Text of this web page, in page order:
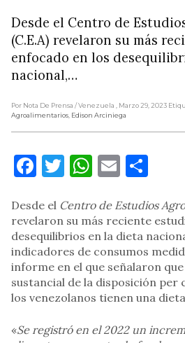
Desde el Centro de
(C.E.A) revelaron su más
enfocado en los
nacional,…
Por Nota De Prensa / Venezuela , Marzo 29, 2023
Agroalimentarios, Edison Arciniega
Facebook
TwitterEmail
Desde el Centro de Estudios
revelaron su más reciente
desequilibrios en la dieta
indicadores de consumos
informe en el que señalaron
sustancial de la disposición per
los venezolanos tienen una
«Se registró en el 2022 un